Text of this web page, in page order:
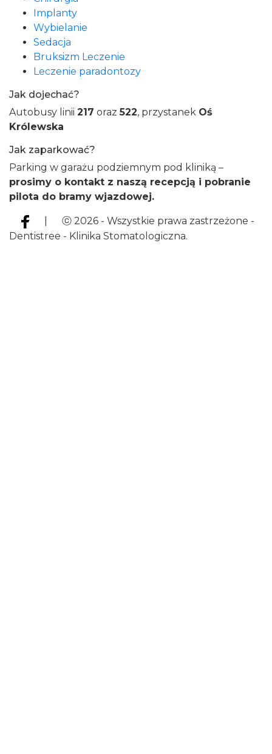
Implanty
Wybielanie
Sedacja
Bruksizm Leczenie
Leczenie paradontozy
Jak dojechać?
Autobusy linii 217 oraz522, przystanek Oś
Królewska
Jak zaparkować?
Parking w garażu podziemnym pod kliniką –
prosimy o kontakt z naszą recepcją i pobranie
pilota do bramy wjazdowej.
| ⓒ 2026 - Wszystkie prawa zastrzeżone -
Dentistree - Klinika Stomatologiczna.